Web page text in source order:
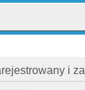
i